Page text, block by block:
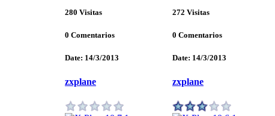
280 Visitas
0 Comentarios
Date: 14/3/2013
zxplane
272 Visitas
0 Comentarios
Date: 14/3/2013
zxplane